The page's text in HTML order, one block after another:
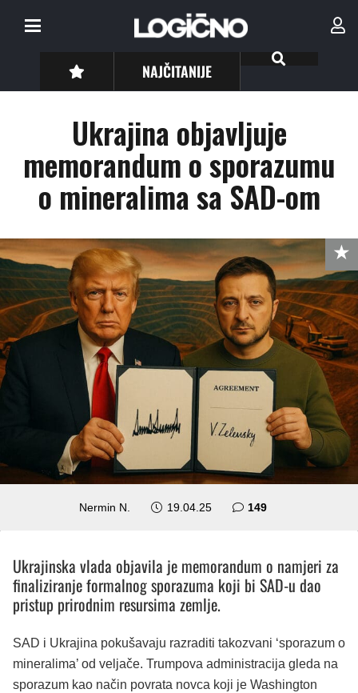
NAJČITANIJE
Ukrajina objavljuje
memorandum o sporazumu
o mineralima sa SAD-om
Nermin N. 19.04.25 149komentara
Ukrajinska vlada objavila je memorandum o namjeri za
finaliziranje formalnog sporazuma koji bi SAD-u dao
pristup prirodnim resursima zemlje.
SAD i Ukrajina pokušavaju razraditi takozvani ‘sporazum o
mineralima’ od veljače. Trumpova administracija gleda na
sporazum kao način povrata novca koji je Washington